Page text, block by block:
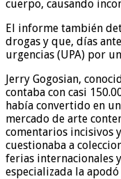
cuerpo, causando
El informe también
drogas y que, días
urgencias (UPA) por
Jerry Gogosian,
contaba con casi
había convertido en
mercado de arte
comentarios incisivos
cuestionaba a
ferias internacionales
especializada la